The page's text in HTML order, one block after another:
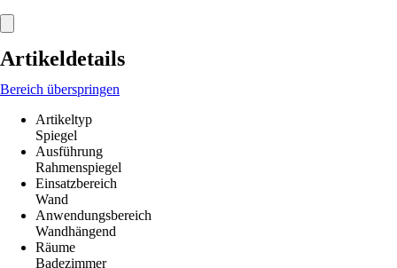
Artikeldetails
Bereich überspringen
Artikeltyp
Spiegel
Ausführung
Rahmenspiegel
Einsatzbereich
Wand
Anwendungsbereich
Wandhängend
Räume
Badezimmer